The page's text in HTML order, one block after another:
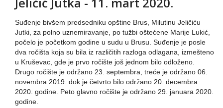
Suđenje bivšem predsedniku opštine Brus, Milutinu Jeličiću
Jutki, za polno uznemiravanje, po tužbi oštećene Marije Lukić,
počelo je početkom godine u sudu u Brusu. Suđenje je posle
dva ročišta koja su bila iz različitih razloga odlagana, izmešteno
u Kruševac, gde je prvo ročište još jednom bilo odloženo.
Drugo ročište je održano 23. septembra, treće je održano 06.
novembra 2019. dok je četvrto bilo održano 20. decembra
2020. godine. Peto glavno ročište je održano 29. januara 2020.
godine.